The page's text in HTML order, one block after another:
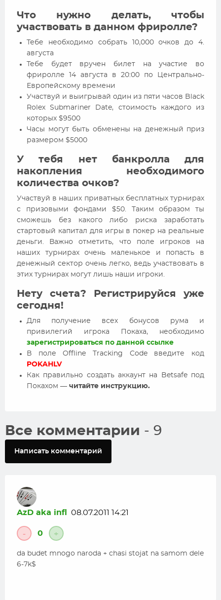
Что нужно делать, чтобы
участвовать в данном фриролле?
Тебе необходимо собрать 10,000 очков до 4.
августа
Тебе будет вручен билет на участие во
фриролле 14 августа в 20:00 по Центрально-
Европейскому времени
Участвуй и выигрывай один из пяти часов Black
Rolex Submariner Date, стоимость каждого из
которых $9500
Часы могут быть обменены на денежный приз
размером $5000
У тебя нет банкролла для
накопления необходимого
количества очков?
Участвуй в наших приватных бесплатных турнирах
с призовыми фондами $50. Таким образом ты
сможешь без какого либо риска заработать
стартовый капитал для игры в покер на реальные
деньги. Важно отметить, что поле игроков на
наших турнирах очень маленькое и попасть в
денежный сектор очень легко, ведь участвовать в
этих турнирах могут лишь наши игроки.
Нету счета? Регистрируйся уже
сегодня!
Для получение всех бонусов рума и
привилегий игрока Покаха, необходимо
зарегистрироваться по данной ссылке
В поле Offline Tracking Code введите код
POKAHLV
Как правильно создать аккаунт на Betsafe под
Покахом — читайте инструкцию.
Все комментарии - 9
Написать комментарий
AzD aka infl 08.07.2011 14:21
- 0 +
da budet mnogo naroda + chasi stojat na samom dele
6-7k$